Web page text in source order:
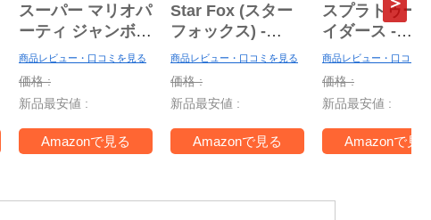
スーパー マリオパ
ーティ ジャンボリ
ー Nintendo
Switch 2 Edition
＋ ジャンボリー
TV -Switch2
商品レビュー・口コミを見る
価格 :
新品最安値 :
Amazonで見る
Star Fox (スター
フォックス) -
Switch2
【Amazon.co.jp
限定】特典 アイテ
ム未定 同梱
商品レビュー・口コミを見る
価格 :
新品最安値 :
Amazonで見る
スプラトゥー
イダース -
Switch2
【
限定】特典 ア
ルタンブラー
ァスナー付き
ッピングバッ
商品レビュー・口コミ
価格 :
新品最安値 :
Amazonで見